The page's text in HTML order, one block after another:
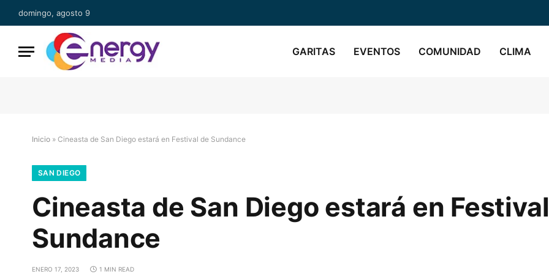
domingo, agosto 9
GARITAS EVENTOS COMUNIDAD CLIMA
Inicio » Cineasta de San Diego estará en Festival de Sundance
SAN DIEGO
Cineasta de San Diego estará en
Sundance
ENERO 17, 2023 1 MIN READ